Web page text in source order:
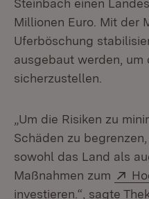
Steinbach einen
Millionen Euro. Mit der
Uferböschung
ausgebaut werden,
sicherzustellen.
„Um die Risiken zu
Schäden zu
sowohl das Land als
Maßnahmen zum
investieren.“, sagte